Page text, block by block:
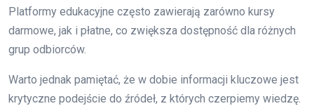
Platformy edukacyjne często zawierają zarówno kursy
darmowe, jak i płatne, co zwiększa dostępność dla różnych
grup odbiorców.
Warto jednak pamiętać, że w dobie informacji kluczowe jest
krytyczne podejście do źródeł, z których czerpiemy wiedzę.